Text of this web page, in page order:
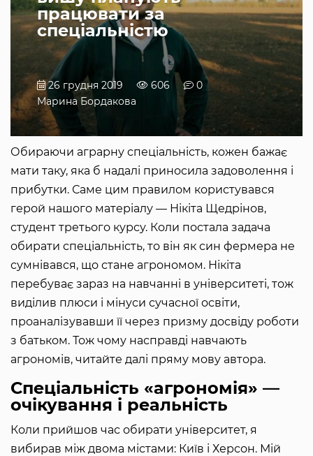
працювати за
спеціальністю
26 грудня 2019 606
0
Марина Бордакова
Обираючи аграрну спеціальність, кожен бажає
мати таку, яка б надалі приносила задоволення і
прибутки. Саме цим правилом користувався
герой нашого матеріалу — Нікіта Щедрінов,
студент третього курсу. Коли постала задача
обирати спеціальність, то він як син фермера не
сумнівався, що стане агрономом. Нікіта
перебуває зараз на навчанні в університеті, тож
виділив плюси і мінуси сучасної освіти,
проаналізувавши її через призму досвіду роботи
з батьком. Тож чому насправді навчають
агрономів, читайте далі пряму мову автора.
Спеціальність «агрономія» —
очікування і реальність
Коли прийшов час обирати університет, я
вибирав між двома містами: Київ і Херсон. Мій